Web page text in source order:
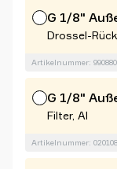
G 1/8"
Drossel-
Artikelnummer:
G 1/8"
Filter, Al
Artikelnummer: